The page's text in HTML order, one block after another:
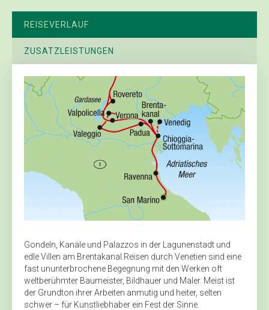
REISEVERLAUF
ZUSATZLEISTUNGEN
Gondeln, Kanäle und Palazzos in der Lagunenstadt und
edle Villen am Brentakanal.Reisen durch Venetien sind eine
fast ununterbrochene Begegnung mit den Werken oft
weltberühmter Baumeister, Bildhauer und Maler. Meist ist
der Grundton ihrer Arbeiten anmutig und heiter, selten
schwer – für Kunstliebhaber ein Fest der Sinne.